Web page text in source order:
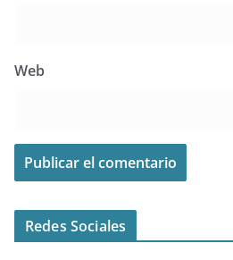
Web
Redes Sociales